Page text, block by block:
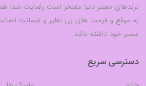
برندهای معتبر دنیا مفتخر است رضایت شما
به موقع و قیمت های بی نظیر و ضمانت
مسیر خود داشته باشد.
دسترسی سریع